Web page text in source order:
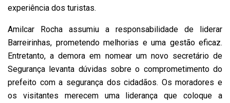
experiência dos turistas.
Amilcar Rocha assumiu a responsabilidade de liderar
Barreirinhas, prometendo melhorias e uma gestão eficaz.
Entretanto, a demora em nomear um novo secretário de
Segurança levanta dúvidas sobre o comprometimento do
prefeito com a segurança dos cidadãos. Os moradores e
os visitantes merecem uma liderança que coloque a